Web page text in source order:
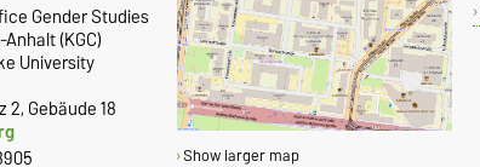
Gender Studies
(KGC)
University
Gebäude 18
Show larger map